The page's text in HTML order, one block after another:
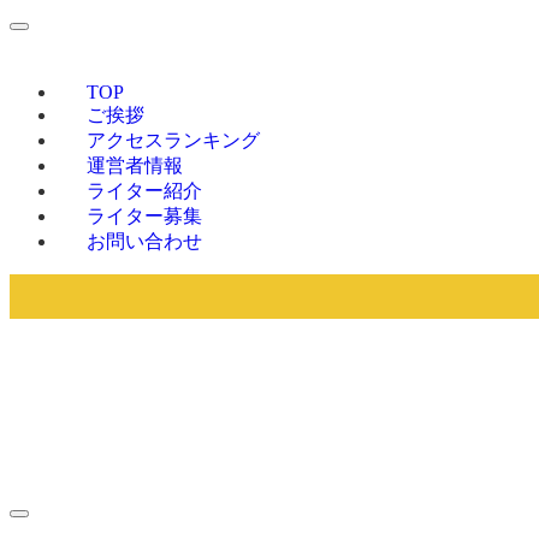
TOP
ご挨拶
アクセスランキング
運営者情報
ライター紹介
ライター募集
お問い合わせ